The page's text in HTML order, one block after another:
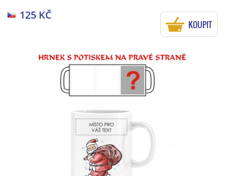
125 KČ
KOUPIT